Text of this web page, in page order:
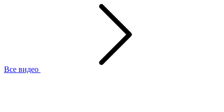
Все видео